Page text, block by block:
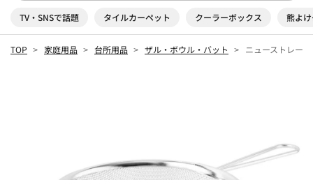
TV・SNSで話題 タイルカーペット クーラーボックス 熊よ
TOP 家庭用品 台所用品 ザル・ボウル・バット ニューストレ